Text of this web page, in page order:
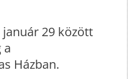
29 között
a
Házban.